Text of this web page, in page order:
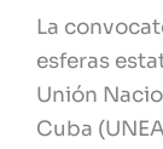
La
esferas
Unión
Cuba